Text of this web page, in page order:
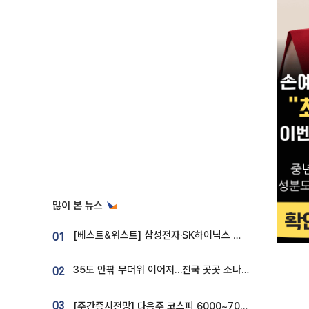
많이 본 뉴스
01 [베스트&워스트] 삼성전자·SK하이닉스 밀린 한 주…상상인증권은 85% 급등
02 35도 안팎 무더위 이어져…전국 곳곳 소나기 [오늘 날씨]
03 [주간증시전망] 다음주 코스피 6000~7000⋯“外人 수급은 정책이 변수”